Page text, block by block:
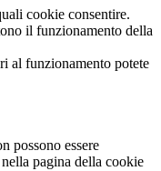
cookie consentire.
il funzionamento della
al funzionamento potete
possono essere
pagina della cookie